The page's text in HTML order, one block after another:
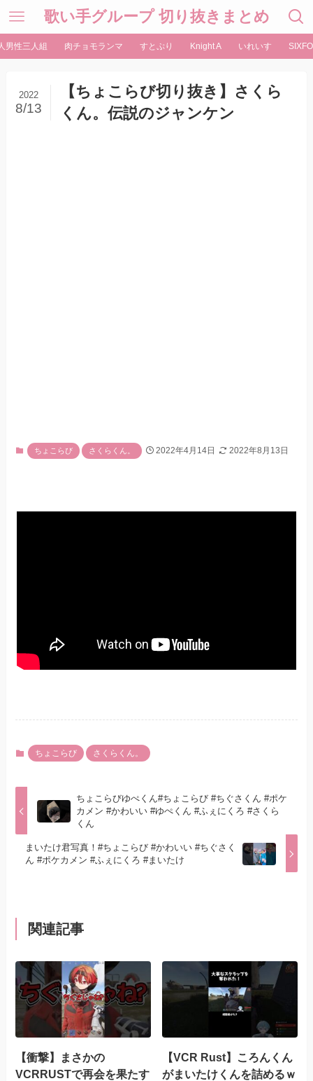
歌い手グループ 切り抜きまとめ
男性三人組 肉チョモランマ すとぷり Knight A いれいす
【ちょこらび切り抜き】さくら
くん。伝説のジャンケン
2022
8/13
ちょこらび さくらくん。 2022年4月14日 2022年8月13日
ちょこらび さくらくん。
ちょこらびゆぺくん#ちょこらび #ちぐさくん #ポケ
カメン #かわいい #ゆぺくん #ふぇにくろ #さくら
くん
まいたけ君写真！#ちょこらび #かわいい #ちぐさく
ん #ポケカメン #ふぇにくろ #まいたけ
関連記事
【衝撃】まさかの
VCRRUSTで再会を果たす
【VCR Rust】ころんくん
がまいたけくんを詰めるｗ